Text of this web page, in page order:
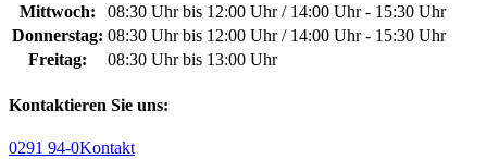
Mittwoch:
08:30 Uhr bis 12:00 Uhr / 14:00 Uhr - 15:30 Uhr
Donnerstag: 08:30 Uhr bis 12:00 Uhr / 14:00 Uhr - 15:30 Uhr
Freitag:
08:30 Uhr bis 13:00 Uhr
Kontaktieren Sie uns:
0291 94-0Kontakt